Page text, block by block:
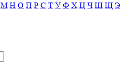
М Н О П Р С Т У Ф Х Ц Ч Ш Щ Э